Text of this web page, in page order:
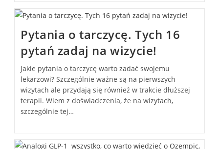
Pytania o tarczycę. Tych 16
pytań zadaj na wizycie!
Jakie pytania o tarczycę warto zadać swojemu
lekarzowi? Szczególnie ważne są na pierwszych
wizytach ale przydają się również w trakcie dłuższej
terapii. Wiem z doświadczenia, że na wizytach,
szczególnie tej…